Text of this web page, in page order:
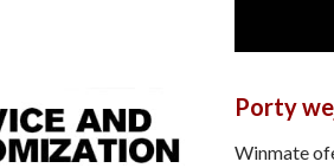
Porty
Winmate